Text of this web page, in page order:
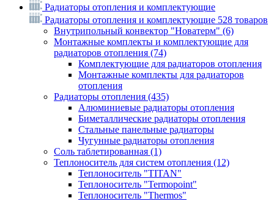
Радиаторы отопления и комплектующие
Радиаторы отопления и комплектующие 528 товаров
Внутрипольный конвектор "Новатерм" (6)
Монтажные комплекты и комплектующие для
радиаторов отопления (74)
Комплектующие для радиаторов отопления
Монтажные комплекты для радиаторов
отопления
Радиаторы отопления (435)
Алюминиевые радиаторы отопления
Биметаллические радиаторы отопления
Стальные панельные радиаторы
Чугунные радиаторы отопления
Соль таблетированная (1)
Теплоноситель для систем отопления (12)
Теплоноситель "TITAN"
Теплоноситель "Termopoint"
Теплоноситель "Thermos"